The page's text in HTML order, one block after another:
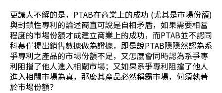
更讓人不解的是，PTAB在商業上的成功 (尤其是市場份額)
與封鎖性專利的論述簡直可說是自相矛盾，如果需要相當
程度的市場份額才成建立商業上的成功，而PTAB並不認同
科慕僅提出銷售數據做為證據，即是說PTAB隱隱然認為系
爭專利之產品的市場份額不足，又怎麼會同時認為系爭專
利阻擋了他人進入相關市場；又如果系爭專利阻擋了他人
進入相關市場為真，那麼其產品必然稱霸市場，何須執著
於市場份額？